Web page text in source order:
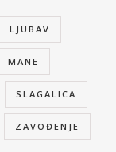
LJUBAV
MANE
SLAGALICA
ZAVOĐENJE